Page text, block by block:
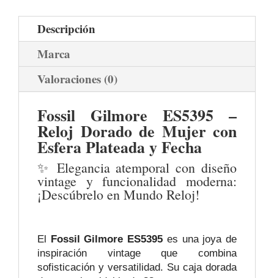
Descripción
Marca
Valoraciones (0)
Fossil Gilmore ES5395 –
Reloj Dorado de Mujer con
Esfera Plateada y Fecha
✨ Elegancia atemporal con diseño
vintage y funcionalidad moderna:
¡Descúbrelo en Mundo Reloj!
El Fossil Gilmore ES5395 es una joya de
inspiración vintage que combina
sofisticación y versatilidad. Su caja dorada